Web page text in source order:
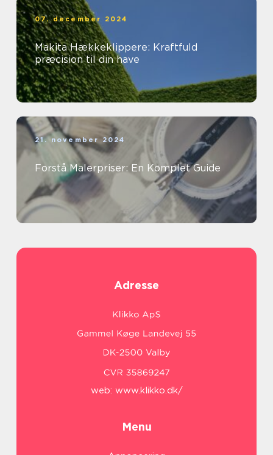
07. december 2024
Makita Hækkeklippere: Kraftfuld
præcision til din have
21. november 2024
Forstå Malerpriser: En Komplet Guide
Adresse
web: www.klikko.dk/
Menu